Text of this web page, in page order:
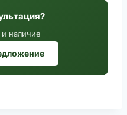
и наличие